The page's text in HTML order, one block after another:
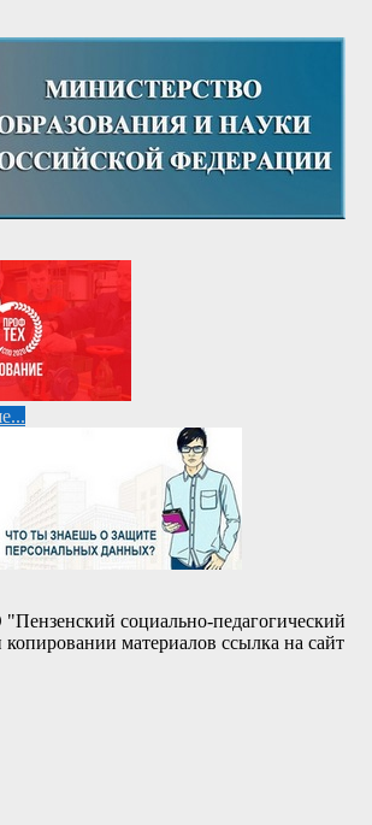
социально-педагогический
материалов ссылка на сайт